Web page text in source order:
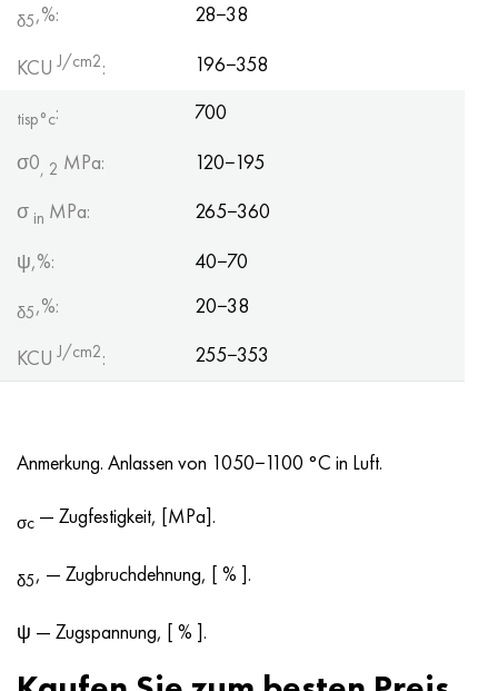
δ5,%: 28−38
KCUJ/cm2: 196−358
tisp°c:
700
σ0, 2 MPa:
120−195
σ in MPa:
265−360
ψ,%:
40−70
δ5,%: 20−38
KCUJ/cm2: 255−353
Anmerkung. Anlassen von 1050−1100 °C in Luft.
σc — Zugfestigkeit, [MPa].
δ5, — Zugbruchdehnung, [ % ].
ψ — Zugspannung, [ % ].